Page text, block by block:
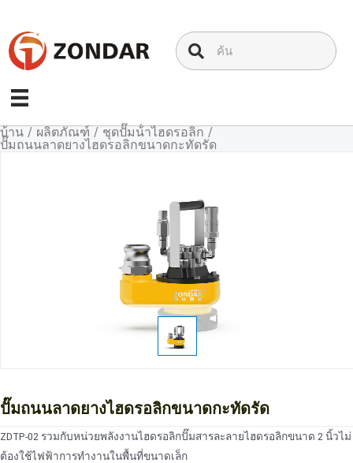
เนื้อหา
บ้าน / ผลิตภัณฑ์ / ชุดปั๊มน้ําไฮดรอลิก /
ปั๊มถนนลาดยางไฮดรอลิกขนาดกะทัดรัด
ปั๊มถนนลาดยางไฮดรอลิกขนาดกะทัดรัด
ZDTP-02 รวมกับหน่วยพลังงานไฮดรอลิกปั๊มสารละลายไฮดรอลิกขนาด 2 นิ้วไม่
ต้องใช้ไฟฟ้าการทํางานในพื้นที่ขนาดเล็ก